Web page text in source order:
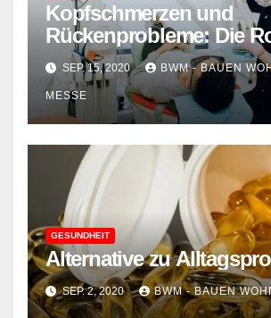
Kopfschmerzen und
Rückenprobleme: Die
Zahnstellung
SEP. 15, 2020 BWM - BAUEN
MESSE
GESUNDHEIT
Alternative zu
SEP. 2, 2020 BWM - BAUEN